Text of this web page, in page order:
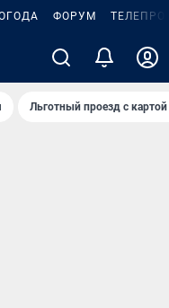
ФОРУМ
Льготный проезд с